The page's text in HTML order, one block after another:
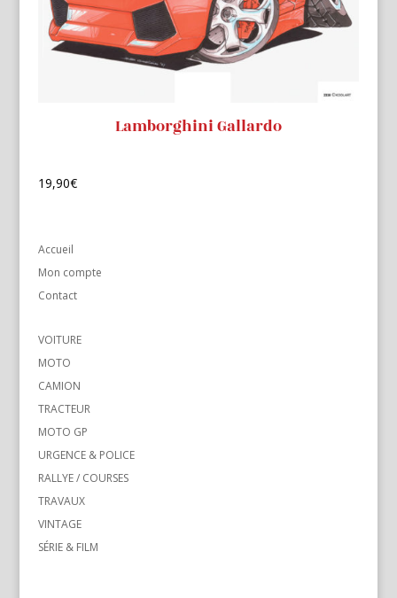
Lamborghini Gallardo
19,90€
Accueil
Mon compte
Contact
VOITURE
MOTO
CAMION
TRACTEUR
MOTO GP
URGENCE & POLICE
RALLYE / COURSES
TRAVAUX
VINTAGE
SÉRIE & FILM